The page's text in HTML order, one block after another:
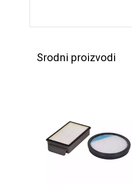
Srodni proizvodi